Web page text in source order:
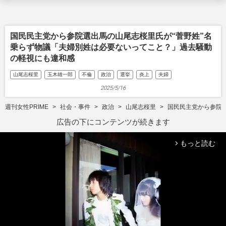
国民民主党から参院選出馬の山尾志桜里氏が“菅野姓”名
乗らず物議「夫婦別姓は必要ないってこと？」過去騒動
の軽視にも違和感
山尾志桜里 玉木雄一郎 不倫 政治 選挙 炎上 夫婦
2025/5/16
週刊女性PRIME 社会・事件 政治 山尾志桜里 国民民主党から参院
広告の下にコンテンツが続きます
arrow_forward_ios もっと読む